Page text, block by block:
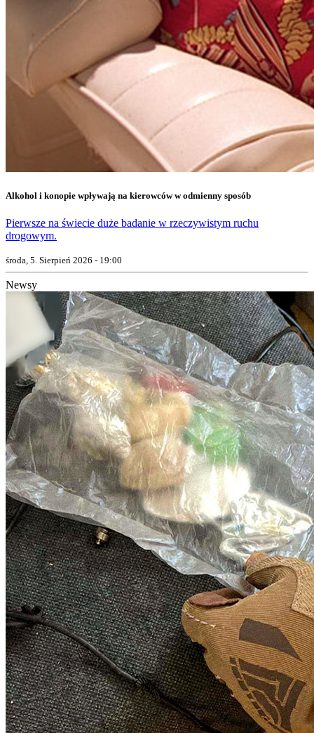
Alkohol i konopie wpływają na kierowców w odmienny sposób
Pierwsze na świecie duże badanie w rzeczywistym ruchu
drogowym.
środa, 5. Sierpień 2026 - 19:00
Newsy